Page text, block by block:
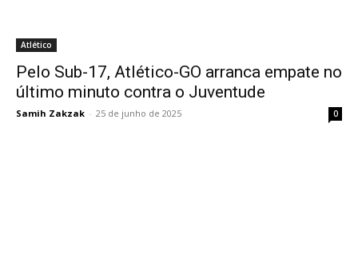
Atlético
Pelo Sub-17, Atlético-GO arranca empate no
último minuto contra o Juventude
Samih Zakzak - 25 de junho de 2025 0